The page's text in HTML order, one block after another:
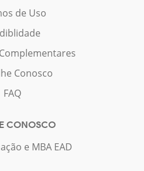
de Uso
Conosco
FAQ
CONOSCO
e MBA EAD